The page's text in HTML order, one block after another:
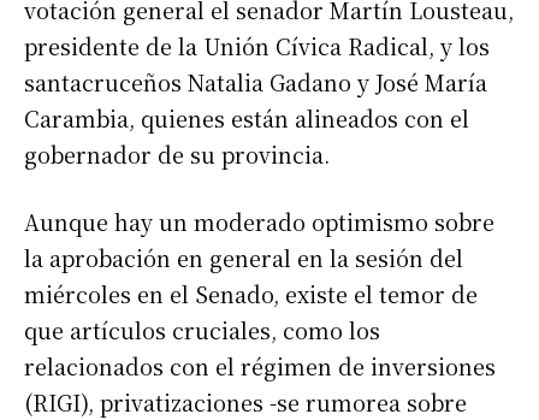
votación general el senador Martín Lousteau,
presidente de la Unión Cívica Radical, y los
santacruceños Natalia Gadano y José María
Carambia, quienes están alineados con el
gobernador de su provincia.
Aunque hay un moderado optimismo sobre
la aprobación en general en la sesión del
miércoles en el Senado, existe el temor de
que artículos cruciales, como los
relacionados con el régimen de inversiones
(RIGI), privatizaciones -se rumorea sobre